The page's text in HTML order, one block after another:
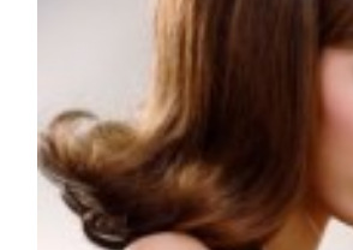
COSMOPROF WORLDWIDE BOLOGNA
Cosmprof Worldwide Bologna
presenta THE BEAUTY &
WELLNESS CONGRESS 2022: I
TEMI
DYSON
Dyson presenta la nuova collezione
pervinca e rosé per Natale